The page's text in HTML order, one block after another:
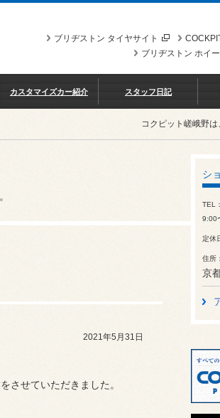
ブリヂストン タイヤサイト
ブリヂストン ホイ
カスタマイズカー紹介 スタッフ日記
コクピット嵯峨野
2021年5月31日
させていただきました。
シ
TEL
9:00
定休
住所
京